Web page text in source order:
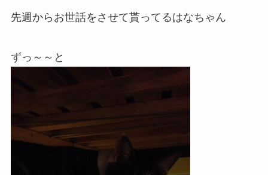
先週からお世話をさせて貰ってるはなちゃん
ずっ～～と